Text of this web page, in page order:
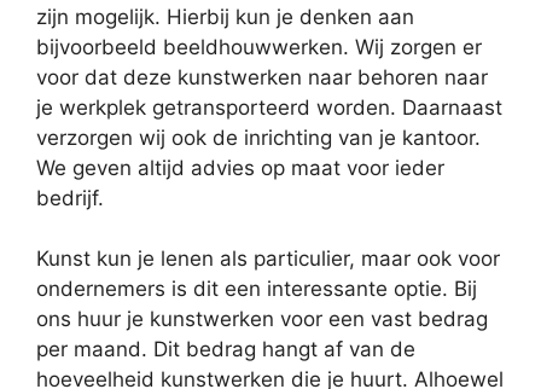
zijn mogelijk. Hierbij kun je denken aan
bijvoorbeeld beeldhouwwerken. Wij zorgen er
voor dat deze kunstwerken naar behoren naar
je werkplek getransporteerd worden. Daarnaast
verzorgen wij ook de inrichting van je kantoor.
We geven altijd advies op maat voor ieder
bedrijf.
Kunst kun je lenen als particulier, maar ook voor
ondernemers is dit een interessante optie. Bij
ons huur je kunstwerken voor een vast bedrag
per maand. Dit bedrag hangt af van de
hoeveelheid kunstwerken die je huurt. Alhoewel